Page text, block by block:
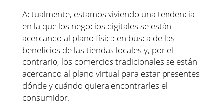
Actualmente, estamos viviendo una tendencia
en la que los negocios digitales se están
acercando al plano físico en busca de los
beneficios de las tiendas locales y, por el
contrario, los comercios tradicionales se están
acercando al plano virtual para estar presentes
dónde y cuándo quiera encontrarles el
consumidor.